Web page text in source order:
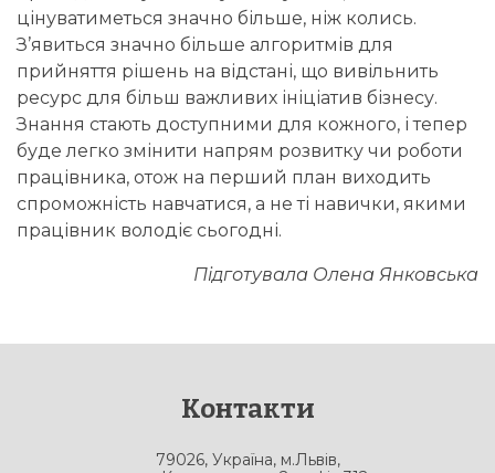
цінуватиметься значно більше, ніж колись.
З’явиться значно більше алгоритмів для
прийняття рішень на відстані, що вивільнить
ресурс для більш важливих ініціатив бізнесу.
Знання стають доступними для кожного, і тепер
буде легко змінити напрям розвитку чи роботи
працівника, отож на перший план виходить
спроможність навчатися, а не ті навички, якими
працівник володіє сьогодні.
Підготувала Олена Янковська
Контакти
79026, Україна, м.Львів,